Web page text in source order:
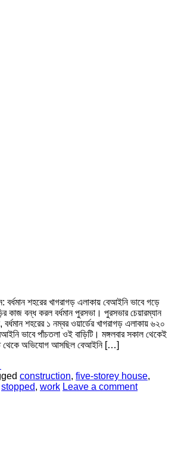
বর্ধমান শহরের খাগরাগড় এলাকায় বেআইনি ভাবে গড়ে
কাজ বন্ধ করল বর্ধমান পুরসভা। পুরসভার চেয়ারম্যান
বর্ধমান শহরের ১ নম্বর ওয়ার্ডের খাগরাগড় এলাকায় ৬২০
ভাবে পাঁচতলা ওই বাড়িটি। মঙ্গলবার সকাল থেকেই
থেকে অভিযোগ আসছিল বেআইনি […]
construction, five-storey house,
stopped, work Leave a comment